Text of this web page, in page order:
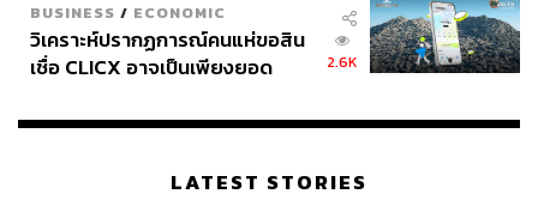
BUSINESS / ECONOMIC
วิเคราะห์ปรากฏการณ์คนแห่ขอสิน
เชื่อ CLICX อาจเป็นเพียงยอด
เรือนไทยที่ถูกซุกไว้
2.6K
LATEST STORIES